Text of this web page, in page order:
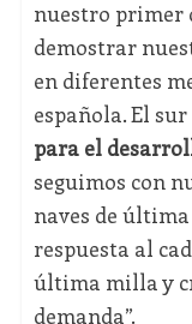
nuestro primer
demostrar
en diferentes
española. El
para el
seguimos con
naves de
respuesta al
última milla y
demanda”.